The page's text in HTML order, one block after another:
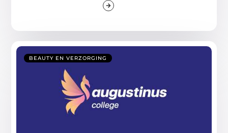
BEAUTY EN VERZORGING